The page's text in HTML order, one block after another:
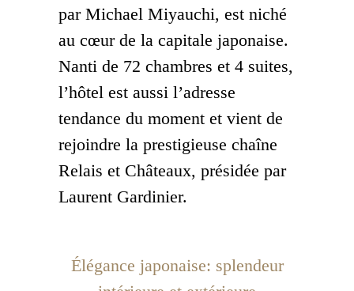
par Michael Miyauchi, est niché
au cœur de la capitale japonaise.
Nanti de 72 chambres et 4 suites,
l’hôtel est aussi l’adresse
tendance du moment et vient de
rejoindre la prestigieuse chaîne
Relais et Châteaux, présidée par
Laurent Gardinier.
Élégance japonaise: splendeur